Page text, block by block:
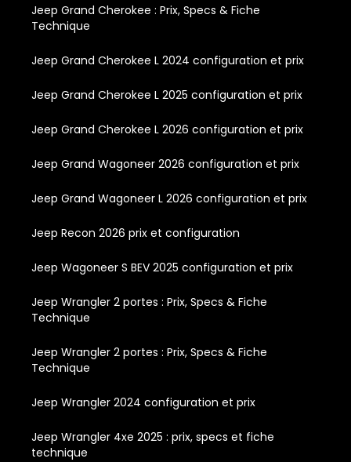
Jeep Grand Cherokee : Prix, Specs & Fiche
Technique
Jeep Grand Cherokee L 2024 configuration et prix
Jeep Grand Cherokee L 2025 configuration et prix
Jeep Grand Cherokee L 2026 configuration et prix
Jeep Grand Wagoneer 2026 configuration et prix
Jeep Grand Wagoneer L 2026 configuration et prix
Jeep Recon 2026 prix et configuration
Jeep Wagoneer S BEV 2025 configuration et prix
Jeep Wrangler 2 portes : Prix, Specs & Fiche
Technique
Jeep Wrangler 2 portes : Prix, Specs & Fiche
Technique
Jeep Wrangler 2024 configuration et prix
Jeep Wrangler 4xe 2025 : prix, specs et fiche
technique